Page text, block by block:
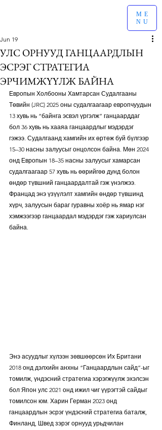
ME
NU
УЛС ОРНУУД ГАНЦААРДЛЫН
ЭСРЭГ СТРАТЕГИА
ЭРЧИМЖҮҮЛЖ БАЙНА
Jun 19
Европын Холбооны Хамтарсан Судалгааны
Төвийн (JRC) 2025 оны судалгаагаар европчуудын
13 хувь нь “байнга эсвэл үргэлж” ганцаарддаг
бол 36 хувь нь хааяа ганцаардлыг мэдэрдэг
гэжээ. Судалгаанд хамгийн их өртөж буй бүлгээр
15–30 насны залуусыг онцолсон байна. Мөн 2024
онд Европын 18–35 насны залуусыг хамарсан
судалгаагаар 57 хувь нь өөрийгөө дунд болон
өндөр түвшний ганцаардалтай гэж үнэлжээ.
Францад энэ үзүүлэлт хамгийн өндөр түвшинд
хүрч, залуусын бараг гуравны хоёр нь ямар нэг
хэмжээгээр ганцаардал мэдэрдэг гэж хариулсан
байна.
Энэ асуудлыг хүлээн зөвшөөрсөн Их Британи
2018 онд дэлхийн анхны “Ганцаардлын сайд”-ыг
томилж, үндэсний стратегиа хэрэгжүүлж эхэлсэн
бол Япон улс 2021 онд ижил чиг үүрэгтэй сайдыг
томилсон юм. Харин Герман 2023 онд
ганцаардлын эсрэг үндэсний стратегиа баталж,
Финланд, Швед зэрэг орнууд урьдчилан